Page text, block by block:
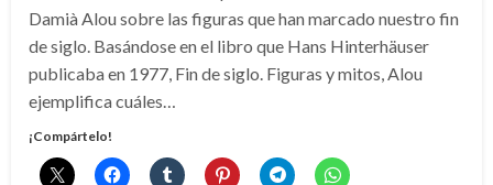
Damià Alou sobre las figuras que han marcado nuestro fin
de siglo. Basándose en el libro que Hans Hinterhäuser
publicaba en 1977, Fin de siglo. Figuras y mitos, Alou
ejemplifica cuáles…
¡Compártelo!